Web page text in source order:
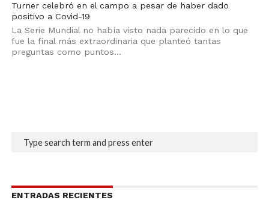
Turner celebró en el campo a pesar de haber dado
positivo a Covid-19
La Serie Mundial no había visto nada parecido en lo que
fue la final más extraordinaria que planteó tantas
preguntas como puntos...
ENTRADAS RECIENTES